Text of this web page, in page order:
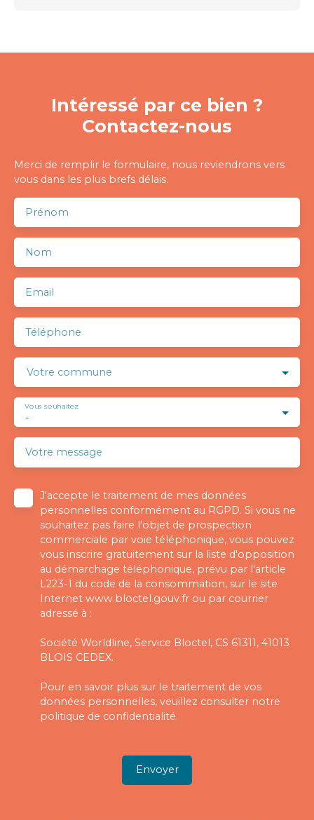
Intéressé par ce bien ?
Contactez-nous
Merci de remplir le formulaire, nous reviendrons vers
vous dans les plus brefs délais.
Prénom
Nom
Email
Téléphone
Votre commune
-
Vous souhaitez
Votre message
J'accepte le traitement de mes données
personnelles conformément au RGPD. Si vous ne
souhaitez pas faire l'objet de prospection
commerciale par voie téléphonique, vous pouvez
vous inscrire gratuitement sur la liste d'opposition
au démarchage téléphonique, prévu par l'article
L223-1 du code de la consommation, sur le site
Internet www.bloctel.gouv.fr ou par courrier
adressé à :
Société Worldline, Service Bloctel, CS 61311, 41013
BLOIS CEDEX.
Pour en savoir plus sur le traitement de vos
données personnelles, veuillez consulter notre
politique de confidentialité.
Envoyer